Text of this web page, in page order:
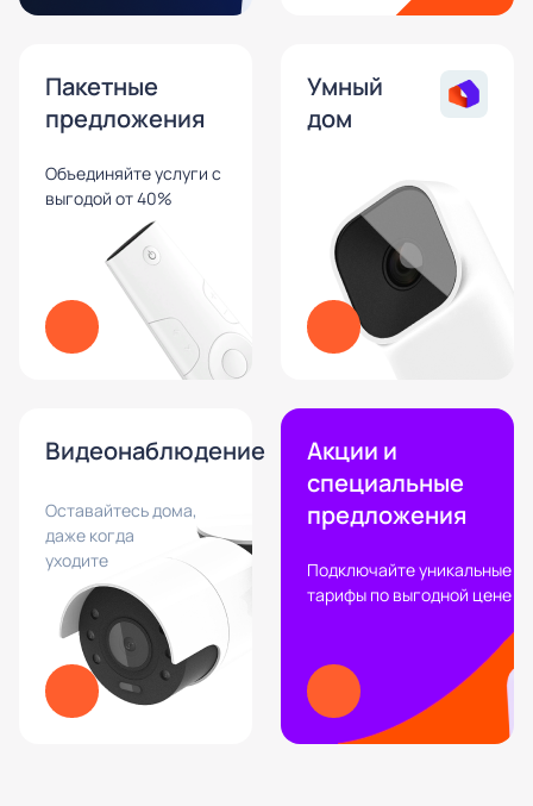
Пакетные
предложения
Объединяйте услуги с
выгодой от 40%
Умный
дом
Видеонаблюдение
Оставайтесь дома,
даже когда
уходите
Акции и
специальные
предложения
Подключайте уникальные
тарифы по выгодной цене